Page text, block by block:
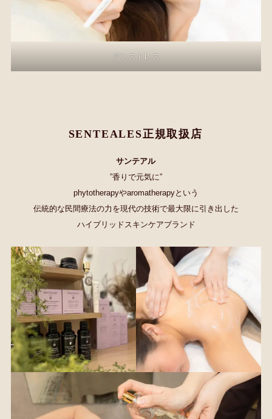
アンストレス
SENTEALES正規取扱店
サンテアル
”香りで元気に”
phytotherapyやaromatherapyという
伝統的な民間療法の力を現代の技術で最大限に引き出した
ハイブリッドスキンケアブランド